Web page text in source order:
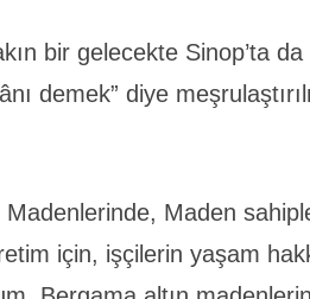
bir gelecekte Sinop’ta
demek” diye
Maden
için, işçilerin yaşam